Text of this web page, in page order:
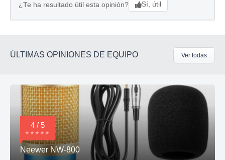
¿Te ha resultado útil esta opinión? Sí, útil
ÚLTIMAS OPINIONES DE EQUIPO Ver todas
4 / 5
Neewer NW-800